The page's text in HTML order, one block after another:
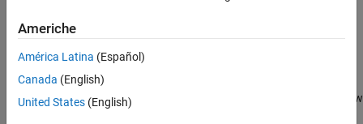
Output Arguments
Version History
See Also
obj = addNewEthernetInterface(h,interfaceName)
Description
obj= addNewEthernetInterface( creates a new
Americhe
América Latina (Español)
Canada (English)
United States (English)